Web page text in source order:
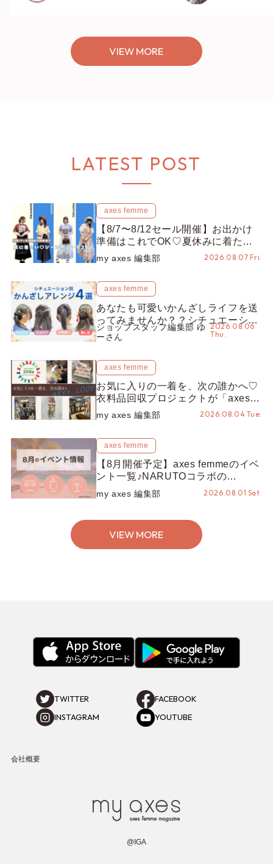
VIEW MORE
LATEST POST
axes femme
【8/7〜8/12セール開催】お出かけ
準備はこれでOK♡夏休みに着たい
コーデ25選をシーン別に徹底解説！
my axes 編集部 2026.08.07 Fri.
axes femme
あなたも可愛いかんざしライフを送
ってみませんか？？シチュエーショ
ン別“かんざし”のオススメ【ショッ
プスタッフ編集部】
ショップスタッフ編集部 ゆ
ーさん
2026.08.06
Thu.
axes femme
お気に入りの一着を、次の誰かへ♡
衣料品回収プロジェクトが「axes
LOOP」にアップデート！活用する
とポイントが手に入る◎
my axes 編集部 2026.08.04 Tue.
axes femme
【8月開催予定】axes femmeのイベ
ント一覧♪NARUTOコラボの
REZEN POPUPから、プチYour
Stage.、ティーパーティまで！8月
my axes 編集部 2026.08.01 Sat.
VIEW MORE
TWITTER
FACEBOOK
INSTAGRAM
YOUTUBE
会社概要
@IGA